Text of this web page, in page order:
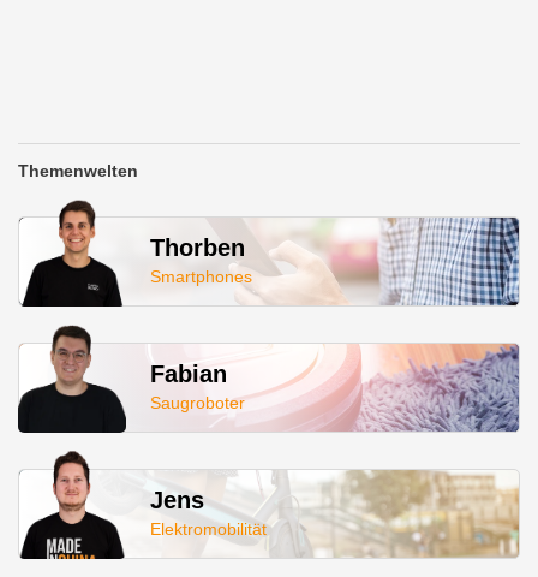
Themenwelten
Thorben
Smartphones
Fabian
Saugroboter
Jens
Elektromobilität